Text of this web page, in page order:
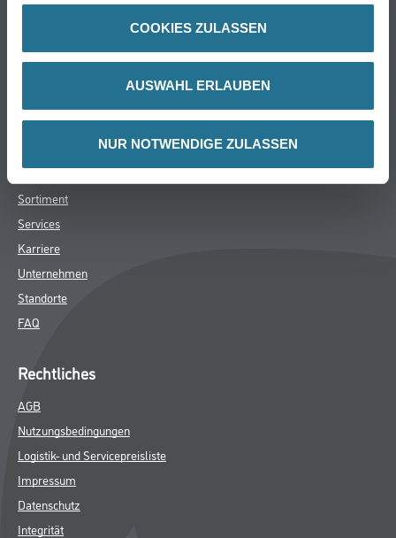
COOKIES ZULASSEN
AUSWAHL ERLAUBEN
NUR NOTWENDIGE ZULASSEN
Wand- & Deckenbeläge
Werkzeuge & Maschinen
Verbrauchsmaterialien
Winkler & Gräbner
Sortiment
Services
Karriere
Unternehmen
Standorte
FAQ
Rechtliches
AGB
Nutzungsbedingungen
Logistik- und Servicepreisliste
Impressum
Datenschutz
Integrität